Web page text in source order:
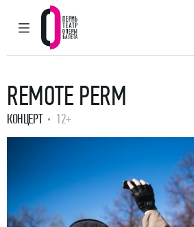
ГЛАВНОЕ МЕНЮ
Пермский театр
REMOTE PERM
КОНЦЕРТ 12+